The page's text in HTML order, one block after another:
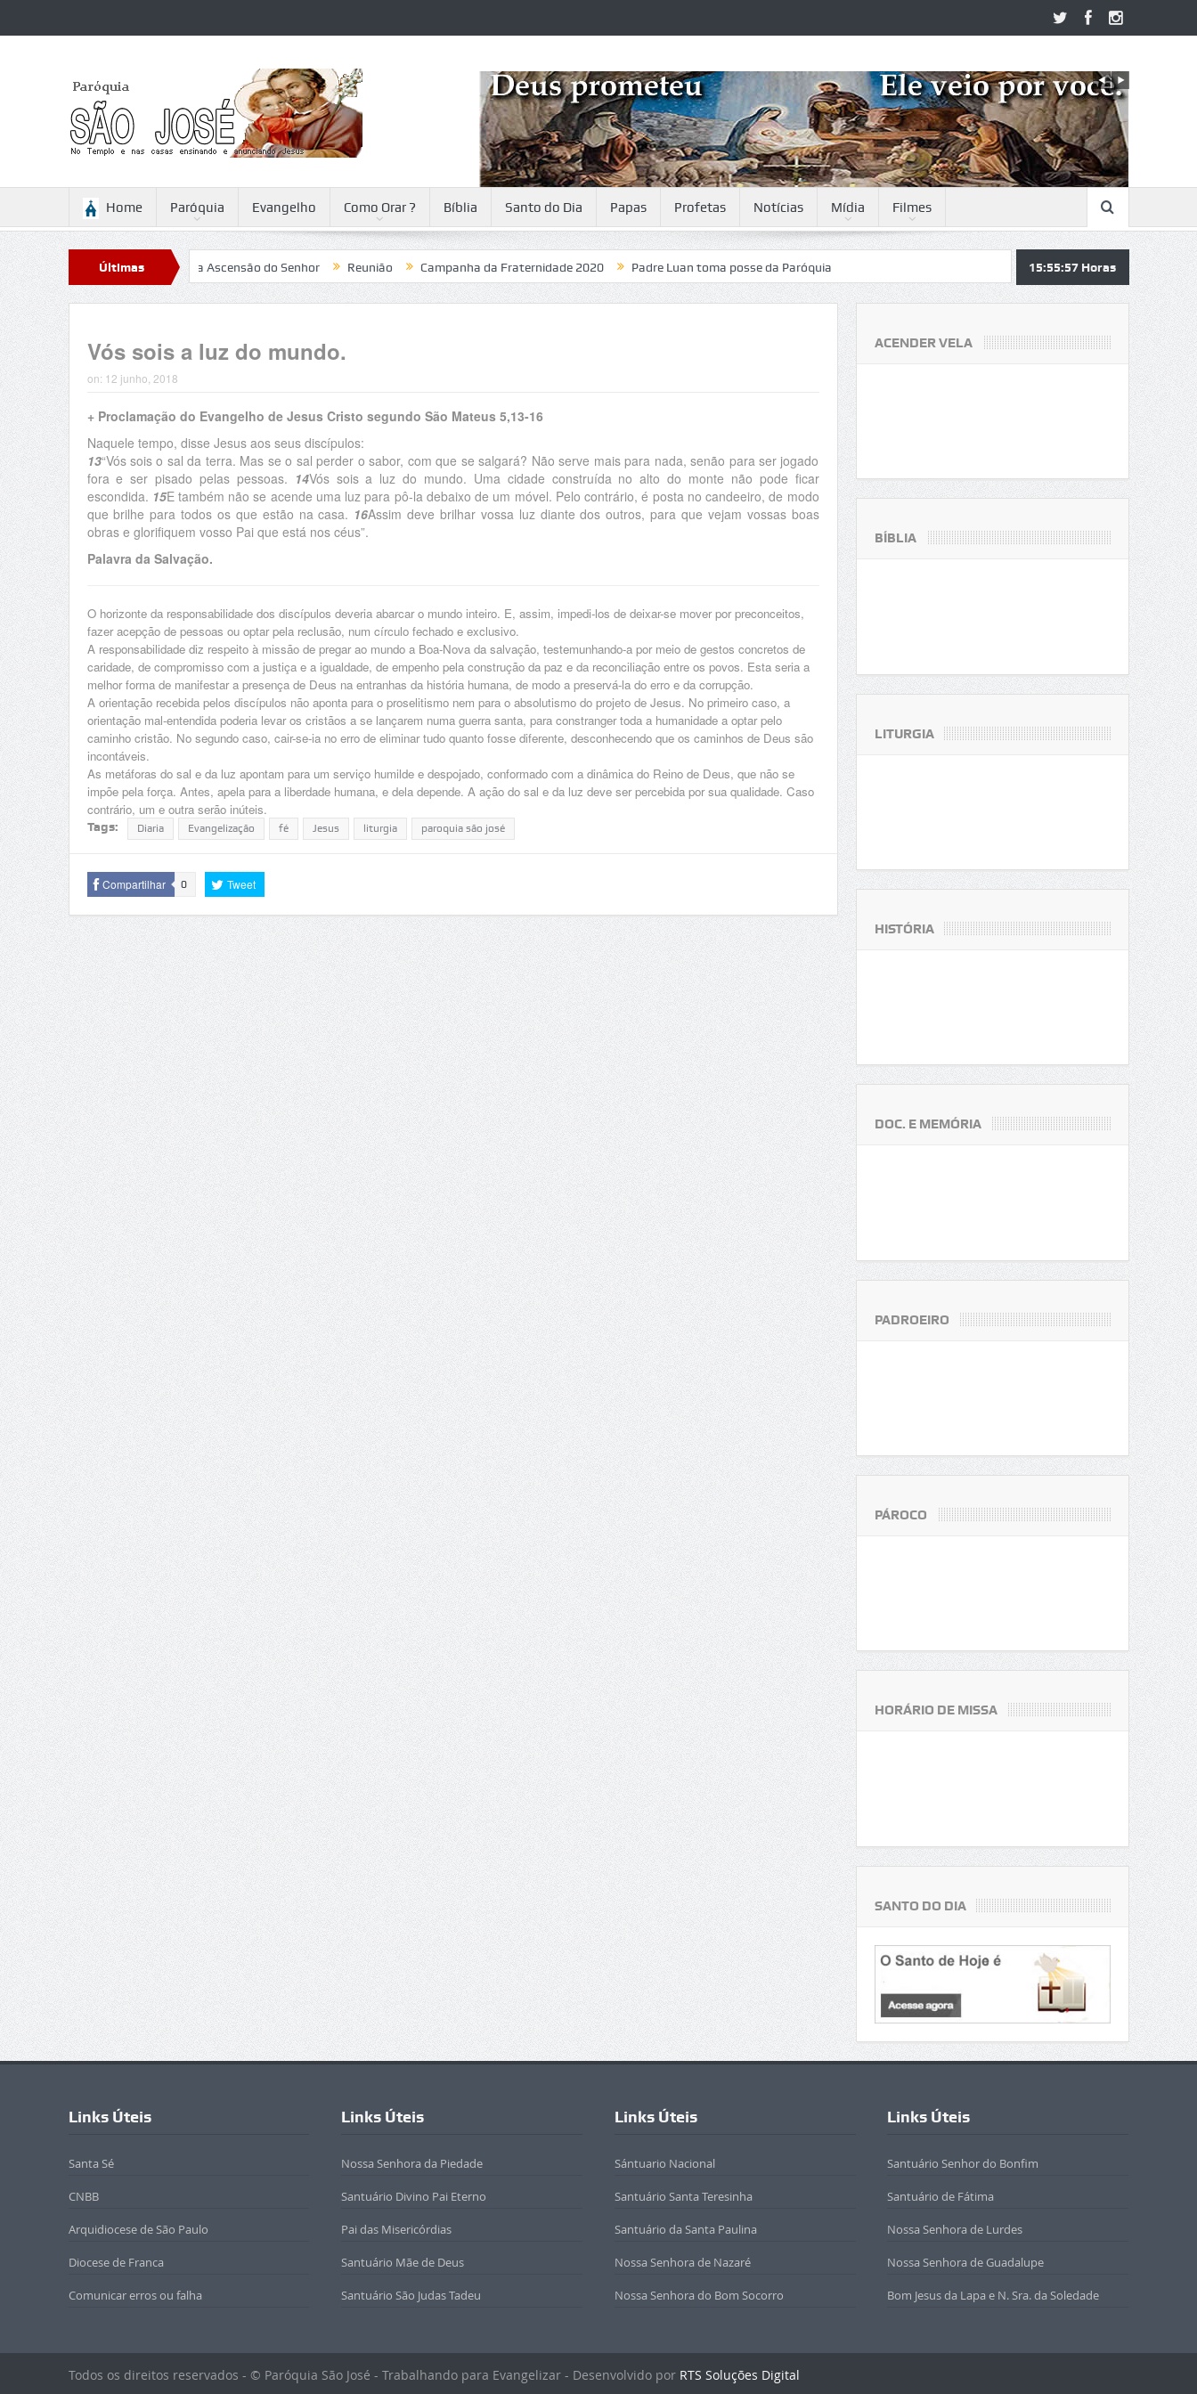
Home Paróquia Evangelho Como Orar ? Bíblia Santo do Dia Papas Profetas Notícias Mídia Filmes
Últimas
Notícias
Reflexão para a Ascensão do Senhor Reunião Campanha da Fraternidade 2020 Padre Luan toma posse da Paróquia 15:55:58 Horas
Vós sois a luz do mundo.
on: 12 junho, 2018
+ Proclamação do Evangelho de Jesus Cristo segundo São Mateus 5,13-16
Naquele tempo, disse Jesus aos seus discípulos:
13“Vós sois o sal da terra. Mas se o sal perder o sabor, com que se salgará? Não serve mais para nada, senão para ser jogado
fora e ser pisado pelas pessoas. 14Vós sois a luz do mundo. Uma cidade construída no alto do monte não pode ficar
escondida. 15E também não se acende uma luz para pô-la debaixo de um móvel. Pelo contrário, é posta no candeeiro, de modo
que brilhe para todos os que estão na casa. 16Assim deve brilhar vossa luz diante dos outros, para que vejam vossas boas
obras e glorifiquem vosso Pai que está nos céus”.
Palavra da Salvação.
O horizonte da responsabilidade dos discípulos deveria abarcar o mundo inteiro. E, assim, impedi-los de deixar-se mover por preconceitos,
fazer acepção de pessoas ou optar pela reclusão, num círculo fechado e exclusivo.
A responsabilidade diz respeito à missão de pregar ao mundo a Boa-Nova da salvação, testemunhando-a por meio de gestos concretos de
caridade, de compromisso com a justiça e a igualdade, de empenho pela construção da paz e da reconciliação entre os povos. Esta seria a
melhor forma de manifestar a presença de Deus na entranhas da história humana, de modo a preservá-la do erro e da corrupção.
A orientação recebida pelos discípulos não aponta para o proselitismo nem para o absolutismo do projeto de Jesus. No primeiro caso, a
orientação mal-entendida poderia levar os cristãos a se lançarem numa guerra santa, para constranger toda a humanidade a optar pelo
caminho cristão. No segundo caso, cair-se-ia no erro de eliminar tudo quanto fosse diferente, desconhecendo que os caminhos de Deus são
incontáveis.
As metáforas do sal e da luz apontam para um serviço humilde e despojado, conformado com a dinâmica do Reino de Deus, que não se
impõe pela força. Antes, apela para a liberdade humana, e dela depende. A ação do sal e da luz deve ser percebida por sua qualidade. Caso
contrário, um e outra serão inúteis.
Tags: Diaria Evangelização fé Jesus liturgia paroquia são josé
Compartilhar 0 Tweet
ACENDER VELA
BÍBLIA
LITURGIA
HISTÓRIA
DOC. E MEMÓRIA
PADROEIRO
PÁROCO
HORÁRIO DE MISSA
SANTO DO DIA
Links Úteis
Santa Sé
CNBB
Arquidiocese de São Paulo
Diocese de Franca
Comunicar erros ou falha
Links Úteis
Nossa Senhora da Piedade
Santuário Divino Pai Eterno
Pai das Misericórdias
Santuário Mãe de Deus
Santuário São Judas Tadeu
Links Úteis
Sántuario Nacional
Santuário Santa Teresinha
Santuário da Santa Paulina
Nossa Senhora de Nazaré
Nossa Senhora do Bom Socorro
Links Úteis
Santuário Senhor do Bonfim
Santuário de Fátima
Nossa Senhora de Lurdes
Nossa Senhora de Guadalupe
Bom Jesus da Lapa e N. Sra. da Soledade
Todos os direitos reservados - © Paróquia São José - Trabalhando para Evangelizar - Desenvolvido por RTS Soluções Digital